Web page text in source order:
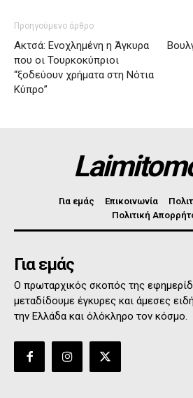
Προηγούμενο άρθρο
Ακτσά: Ενοχλημένη η Άγκυρα
που οι Τουρκοκύπριοι
“ξοδεύουν χρήματα στη Νότια
Κύπρο”
Για εμάς Επικοινωνία
Πολιτική
Για εμάς
Ο πρωταρχικός σκοπός της
μεταδίδουμε έγκυρες και άμεσες
την Ελλάδα και όλόκληρο τον κόσμο.